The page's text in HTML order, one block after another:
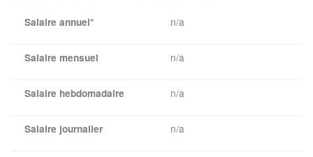
Salaire annuel* n/a
Salaire mensuel n/a
Salaire hebdomadaire n/a
Salaire journalier n/a